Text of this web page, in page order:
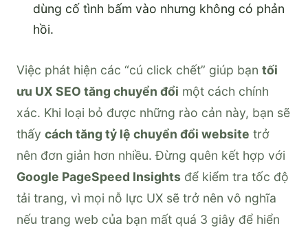
dùng cố tình bấm vào nhưng không có phản
hồi.
Việc phát hiện các “cú click chết” giúp bạn tối
ưu UX SEO tăng chuyển đổi một cách chính
xác. Khi loại bỏ được những rào cản này, bạn sẽ
thấy cách tăng tỷ lệ chuyển đổi website trở
nên đơn giản hơn nhiều. Đừng quên kết hợp với
Google PageSpeed Insights để kiểm tra tốc độ
tải trang, vì mọi nỗ lực UX sẽ trở nên vô nghĩa
nếu trang web của bạn mất quá 3 giây để hiển